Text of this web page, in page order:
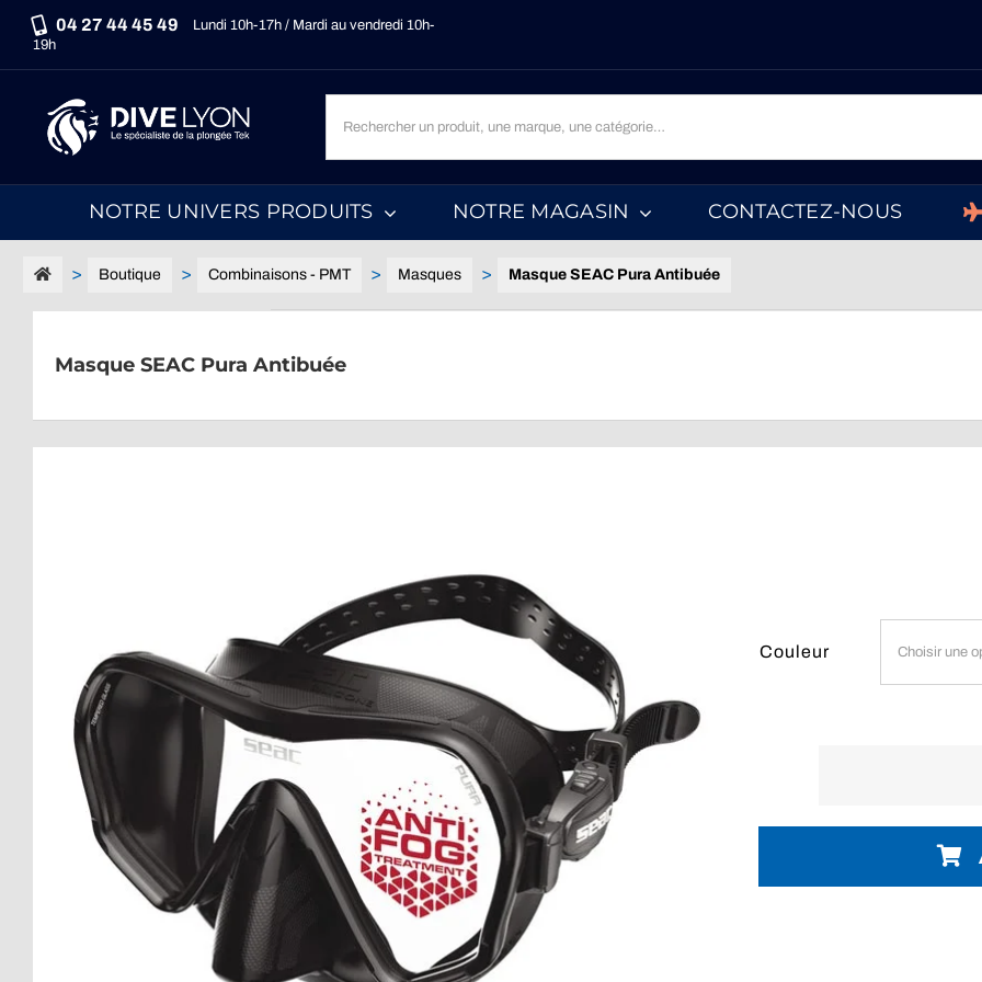
Passer
04 27 44 45 49
Lundi 10h-17h / Mardi au vendredi 10h-
19h
un
produit,
une
marque,
une
NOTRE UNIVERS PRODUITS NOTRE MAGASIN CONTACTEZ-NOUS
Boutique Combinaisons - PMT Masques Masque SEAC Pura Antibuée
Masque SEAC Pura Antibuée
Couleur